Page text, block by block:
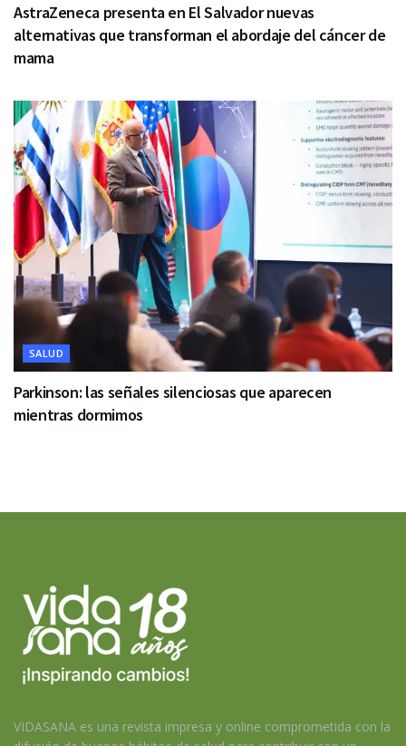
AstraZeneca presenta en El Salvador nuevas
alternativas que transforman el abordaje del cáncer de
mama
SALUD
Parkinson: las señales silenciosas que aparecen
mientras dormimos
VIDASANA es una revista impresa y online comprometida con la